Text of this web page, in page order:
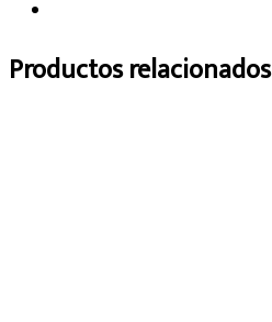
Productos relacionados